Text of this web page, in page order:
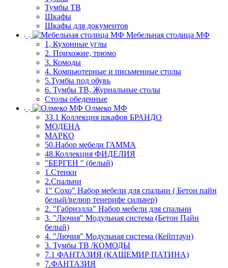
Тумбы ТВ
Шкафы
Шкафы для документов
Мебельная столица МФ
1, Кухонные углы
2. Прихожие, трюмо
3. Комоды
4. Компьютерные и письменные столы
5.Тумбы под обувь
6. Тумбы ТВ, Журнальные столы
Столы обеденные
Олмеко МФ
33.1 Коллекция шкафов БРАНДО
МОДЕНА
МАРКО
50.Набор мебели ГАММА
48.Коллекция ФИДЕЛИЯ
"БЕРГЕН " (белый)
1.Стенки
2.Спальни
1" Сохо" Набор мебели для спальни ( Бетон пайн
белый/велюр тенерифе сильвер)
2. "Габриэлла" Набор мебели для спальни
3. "Лючия" Модульная система (Бетон Пайн
белый)
4. "Лючия" Модульная система (Кейптаун)
3. Тумбы ТВ /КОМОДЫ
7.1 ФАНТАЗИЯ (КАШЕМИР ПАТИНА)
7.ФАНТАЗИЯ